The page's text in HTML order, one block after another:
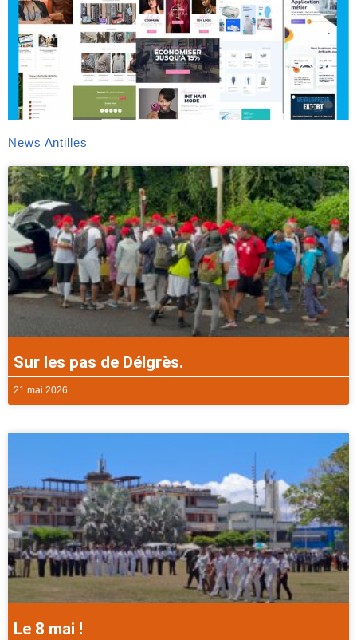
News Antilles
Sur les pas de Délgrès.
21 mai 2026
Le 8 mai !